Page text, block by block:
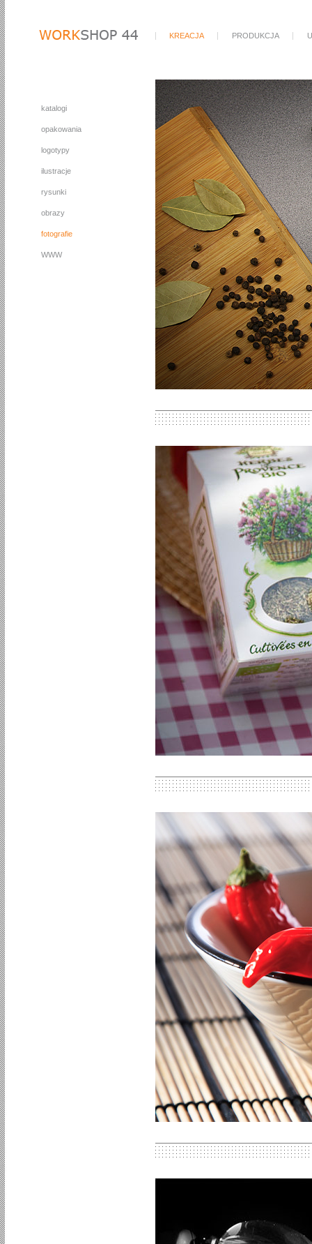
katalogi
opakowania
logotypy
ilustracje
rysunki
obrazy
fotografie
WWW
KREACJA PRODUKCJA